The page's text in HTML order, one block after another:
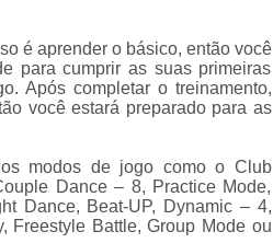
é aprender o básico, então você
para cumprir as suas primeiras
Após completar o treinamento,
você estará preparado para as
modos de jogo como o Club
Dance – 8, Practice Mode,
Dance, Beat-UP, Dynamic – 4,
Freestyle Battle, Group Mode ou